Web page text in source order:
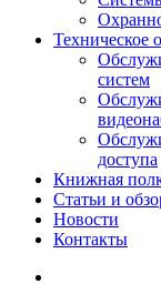
Техническое
систем
доступа
Книжная
Статьи и
Новости
Контакты